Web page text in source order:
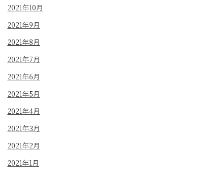
2021年10月
2021年9月
2021年8月
2021年7月
2021年6月
2021年5月
2021年4月
2021年3月
2021年2月
2021年1月